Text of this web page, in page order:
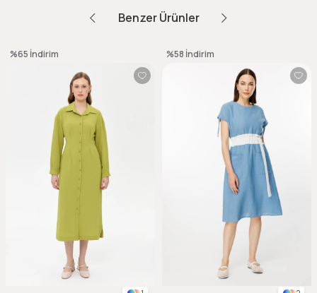
Benzer Ürünler
%65 İndirim %58 İndirim